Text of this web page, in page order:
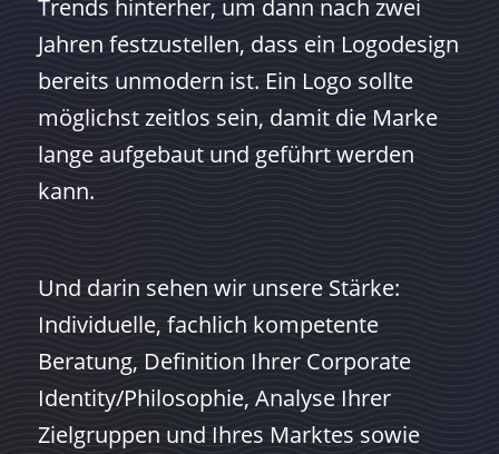
Trends hinterher, um dann nach zwei
Jahren festzustellen, dass ein Logodesign
bereits unmodern ist. Ein Logo sollte
möglichst zeitlos sein, damit die Marke
lange aufgebaut und geführt werden
kann.
Und darin sehen wir unsere Stärke:
Individuelle, fachlich kompetente
Beratung, Definition Ihrer Corporate
Identity/Philosophie, Analyse Ihrer
Zielgruppen und Ihres Marktes sowie